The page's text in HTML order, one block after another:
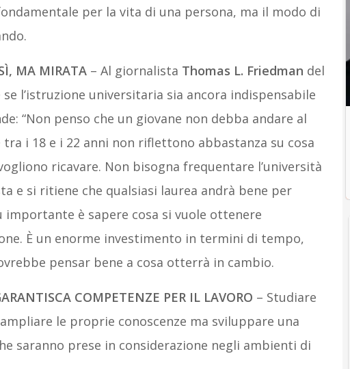
per la vita di una persona, ma il modo di
MA MIRATA– Al giornalista Thomas L. Friedman del
se l’istruzione universitaria sia ancora indispensabile
“Non penso che un giovane non debba andare al
i 18 e i 22 anni non riflettono abbastanza su cosa
ricavare. Non bisogna frequentare l’università
e si ritiene che qualsiasi laurea andrà bene per
importante è sapere cosa si vuole ottenere
È un enorme investimento in termini di tempo,
pensar bene a cosa otterrà in cambio.
COMPETENZE PER IL LAVORO – Studiare
le proprie conoscenze ma sviluppare una
saranno prese in considerazione negli ambienti di